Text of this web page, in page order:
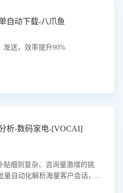
自动下载-八爪鱼
发送，效率提升90%
析-数码家电-[VOCAI]
贴细则复杂、咨询量激增的挑
量自动化解析海量客户会话，精